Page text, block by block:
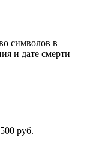
символов в
и дате смерти
руб.